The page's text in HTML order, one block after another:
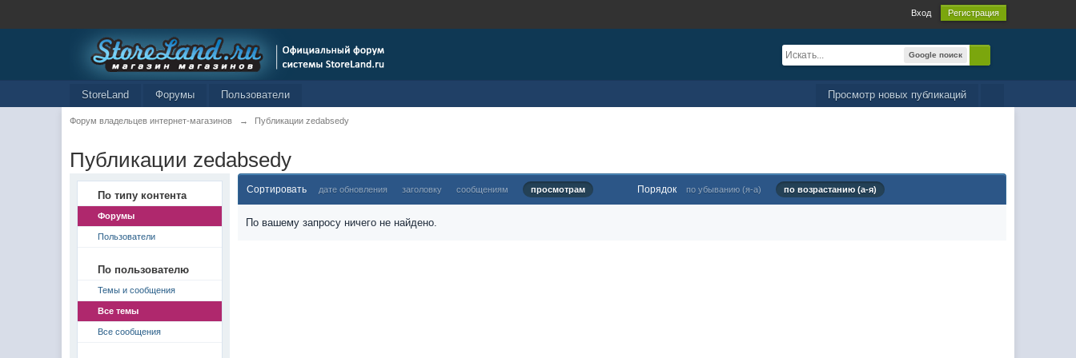
Вход Регистрация
Google поиск
Просмотр новых публикаций
StoreLand Форумы Пользователи
Форум владельцев интернет-магазинов → Публикации zedabsedy
Публикации zedabsedy
По типу контента
Форумы
Пользователи
По пользователю
Темы и сообщения
Все темы
Все сообщения
Сортировать дате обновления заголовку сообщениям просмотрам Порядок по убыванию (я-а) по возрастанию (а-я)
По вашему запросу ничего не найдено.